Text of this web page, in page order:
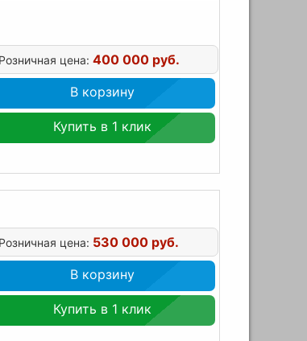
Розничная цена: 400 000 руб.
В корзину
Купить в 1 клик
Розничная цена: 530 000 руб.
В корзину
Купить в 1 клик